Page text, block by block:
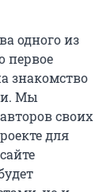
одного из
первое
знакомство
Мы
своих
для